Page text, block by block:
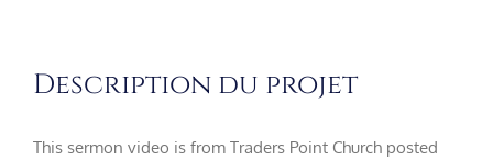
Description du projet
This sermon video is from Traders Point Church posted